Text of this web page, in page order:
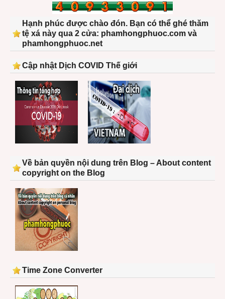
Hạnh phúc được chào đón. Bạn có thể ghé thăm
tệ xá này qua 2 cửa: phamhongphuoc.com và
phamhongphuoc.net
Cập nhật Dịch COVID Thế giới
Về bản quyền nội dung trên Blog – About content
copyright on the Blog
Time Zone Converter